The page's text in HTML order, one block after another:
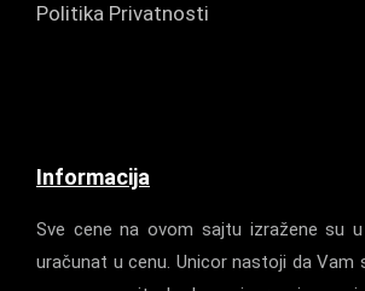
Politika Privatnosti
Informacija
Sve cene na ovom sajtu izražene su u
uračunat u cenu. Unicor nastoji da Vam